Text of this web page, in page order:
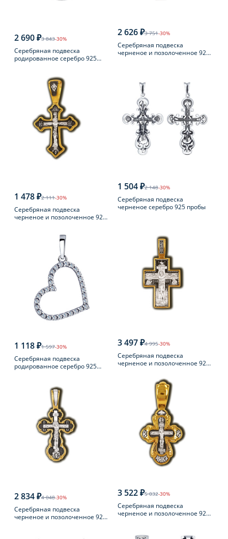
2 690 ₽3 843-30%
Серебряная подвеска
родированное серебро 925
2 626 ₽3 751-30%
Серебряная подвеска
черненое и позолоченное 925
1 478 ₽2 111-30%
Серебряная подвеска
черненое и позолоченное 925
1 504 ₽2 148-30%
Серебряная подвеска
черненое серебро 925 пробы
1 118 ₽1 597-30%
Серебряная подвеска
родированное серебро 925
3 497 ₽4 995-30%
Серебряная подвеска
черненое и позолоченное 925
2 834 ₽4 048-30%
Серебряная подвеска
черненое и позолоченное 925
3 522 ₽5 032-30%
Серебряная подвеска
черненое и позолоченное 925